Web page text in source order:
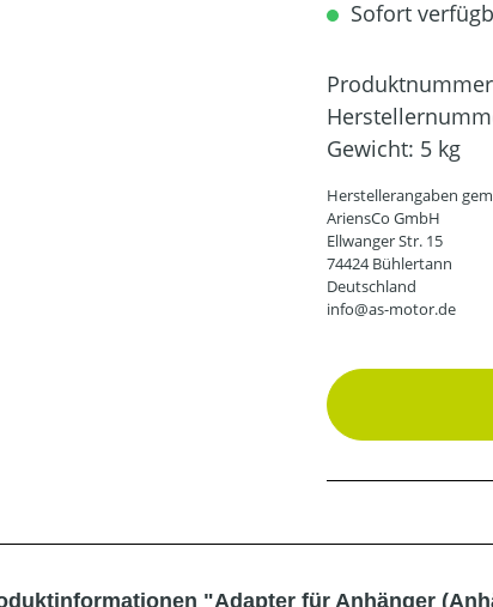
Sofort
Gewicht: 5 kg
Herstellerangaben
AriensCo GmbH
Ellwanger Str. 15
74424 Bühlertann
Deutschland
info@as-motor.de
"Adapter für Anhänger